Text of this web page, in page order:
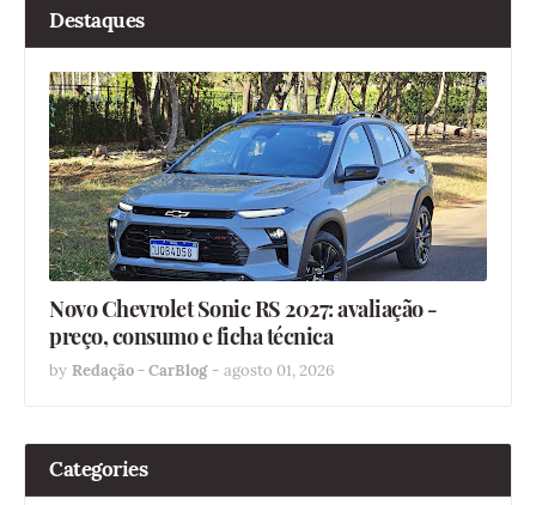
Destaques
Novo Chevrolet Sonic RS 2027: avaliação -
preço, consumo e ficha técnica
by Redação - CarBlog - agosto 01, 2026
Categories